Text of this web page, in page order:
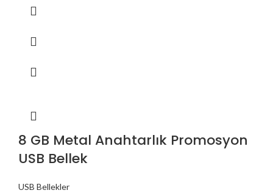
8 GB Metal Anahtarlık Promosyon
USB Bellek
USB Bellekler